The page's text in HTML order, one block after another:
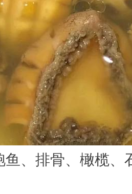
鱼、排骨、橄榄、